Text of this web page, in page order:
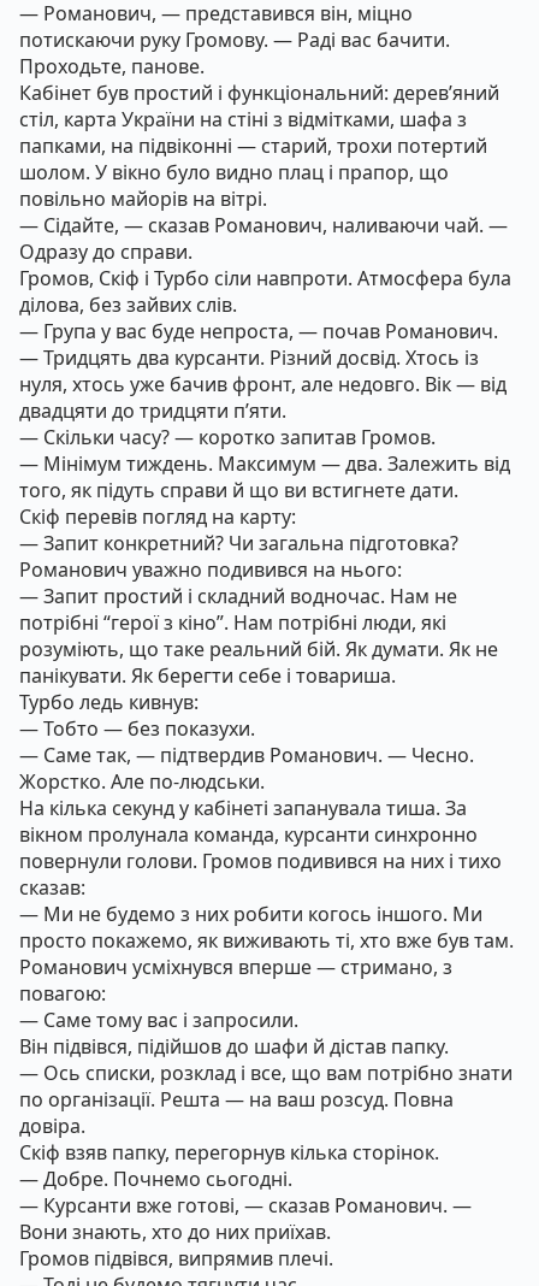
— Романович, — представився він, міцно
потискаючи руку Громову. — Раді вас бачити.
Проходьте, панове.
Кабінет був простий і функціональний: дерев’яний
стіл, карта України на стіні з відмітками, шафа з
папками, на підвіконні — старий, трохи потертий
шолом. У вікно було видно плац і прапор, що
повільно майорів на вітрі.
— Сідайте, — сказав Романович, наливаючи чай. —
Одразу до справи.
Громов, Скіф і Турбо сіли навпроти. Атмосфера була
ділова, без зайвих слів.
— Група у вас буде непроста, — почав Романович.
— Тридцять два курсанти. Різний досвід. Хтось із
нуля, хтось уже бачив фронт, але недовго. Вік — від
двадцяти до тридцяти п’яти.
— Скільки часу? — коротко запитав Громов.
— Мінімум тиждень. Максимум — два. Залежить від
того, як підуть справи й що ви встигнете дати.
Скіф перевів погляд на карту:
— Запит конкретний? Чи загальна підготовка?
Романович уважно подивився на нього:
— Запит простий і складний водночас. Нам не
потрібні “герої з кіно”. Нам потрібні люди, які
розуміють, що таке реальний бій. Як думати. Як не
панікувати. Як берегти себе і товариша.
Турбо ледь кивнув:
— Тобто — без показухи.
— Саме так, — підтвердив Романович. — Чесно.
Жорстко. Але по-людськи.
На кілька секунд у кабінеті запанувала тиша. За
вікном пролунала команда, курсанти синхронно
повернули голови. Громов подивився на них і тихо
сказав:
— Ми не будемо з них робити когось іншого. Ми
просто покажемо, як виживають ті, хто вже був там.
Романович усміхнувся вперше — стримано, з
повагою:
— Саме тому вас і запросили.
Він підвівся, підійшов до шафи й дістав папку.
— Ось списки, розклад і все, що вам потрібно знати
по організації. Решта — на ваш розсуд. Повна
довіра.
Скіф взяв папку, перегорнув кілька сторінок.
— Добре. Почнемо сьогодні.
— Курсанти вже готові, — сказав Романович. —
Вони знають, хто до них приїхав.
Громов підвівся, випрямив плечі.